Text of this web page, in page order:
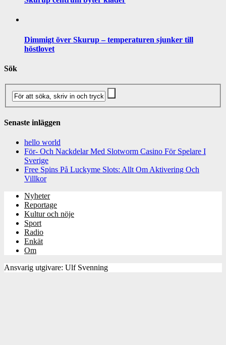
Dimmigt över Skurup – temperaturen sjunker till
höstlovet
Sök
Senaste inläggen
hello world
För- Och Nackdelar Med Slotworm Casino För Spelare I
Sverige
Free Spins På Luckyme Slots: Allt Om Aktivering Och
Villkor
Nyheter
Reportage
Kultur och nöje
Sport
Radio
Enkät
Om
Ansvarig utgivare: Ulf Svenning